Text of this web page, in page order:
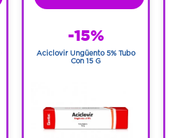
-15%
Aciclovir Ungüento 5% Tubo
Con 15 G